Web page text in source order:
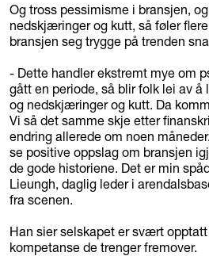
Og tross pessimisme i bransjen,
nedskjæringer og kutt, så føler
bransjen seg trygge på trenden
- Dette handler ekstremt mye om
gått en periode, så blir folk lei av å
og nedskjæringer og kutt. Da
Vi så det samme skje etter
endring allerede om noen
se positive oppslag om bransjen
de gode historiene. Det er min
Lieungh, daglig leder i
fra scenen.
Han sier selskapet er svært
kompetanse de trenger fremover.